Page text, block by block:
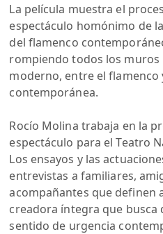
La película muestra el
espectáculo homónimo de
del flamenco
rompiendo todos los
moderno, entre el flamenco
contemporánea.
Rocío Molina trabaja en la
espectáculo para el Teatro
Los ensayos y las
entrevistas a familiares,
acompañantes que definen
creadora íntegra que busca
sentido de urgencia